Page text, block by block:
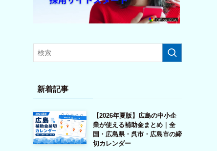
新着記事
【2026年夏版】広島の中小企
業が使える補助金まとめ｜全
国・広島県・呉市・広島市の締
切カレンダー